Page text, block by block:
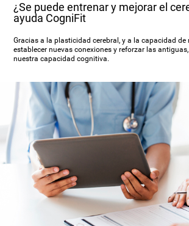
¿Se puede entrenar y mejorar el
ayuda CogniFit
Gracias a la plasticidad cerebral, y a la capacidad de
establecer nuevas conexiones y reforzar las
nuestra capacidad cognitiva.